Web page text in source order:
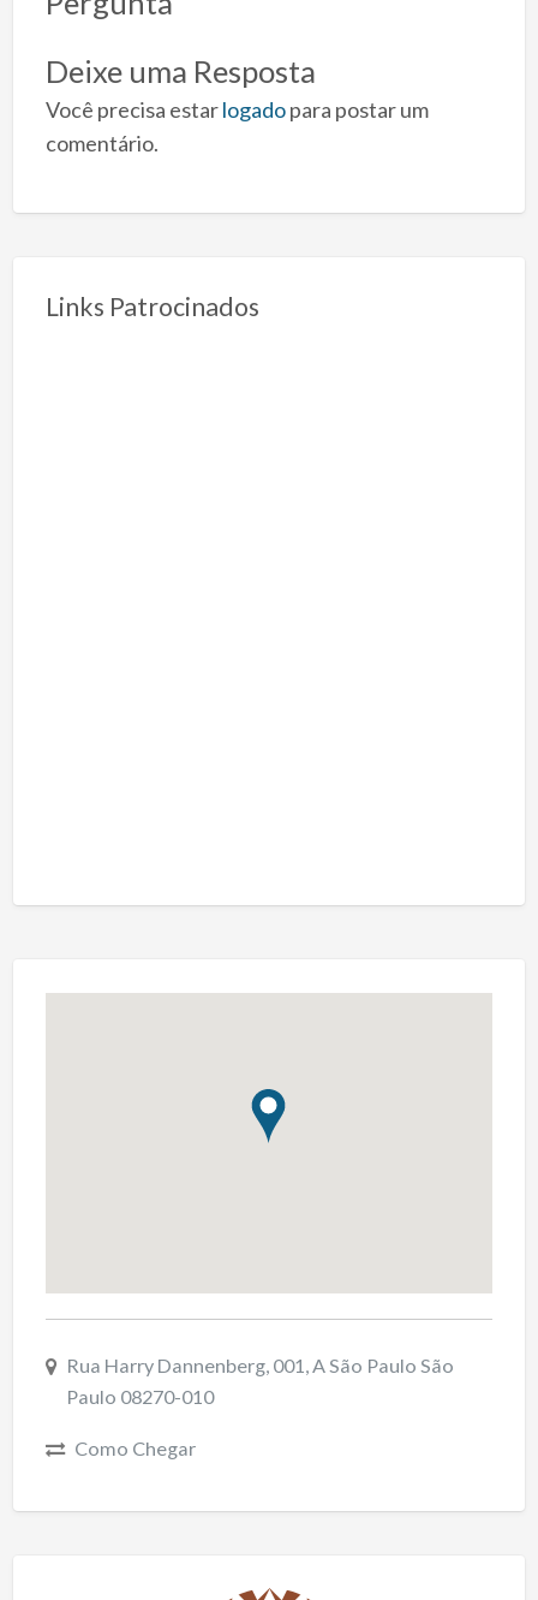
Deixe uma Resposta
Você precisa estarlogadopara postar um
comentário.
Links Patrocinados
Rua Harry Dannenberg, 001, A São Paulo São
Paulo 08270-010
Como Chegar